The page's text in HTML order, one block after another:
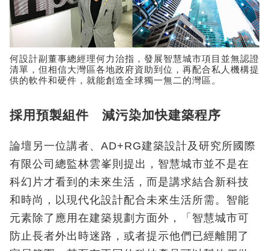
何設計副董事總經理何力治指，發展智慧城市項目並無認證
清單，但相信大灣區各地政府資助到位，再配合私人機構提
供的軟件和硬件，就能創造全球獨一無二的灣區。
採用預製組件 減污染加快建築程序
論壇另一位講者、AD+RG建築設計及研究所國際
有限公司總監林雲峯則提出，智慧城市並不是在
科幻片才看到的未來生活，而是講求結合新科技
和時尚，以現代化設計配合未來生活所需。智能
元素除了應用在建築規劃方面外，「智慧城市可
防止長者外出時迷路，或者提示他們已經離開了